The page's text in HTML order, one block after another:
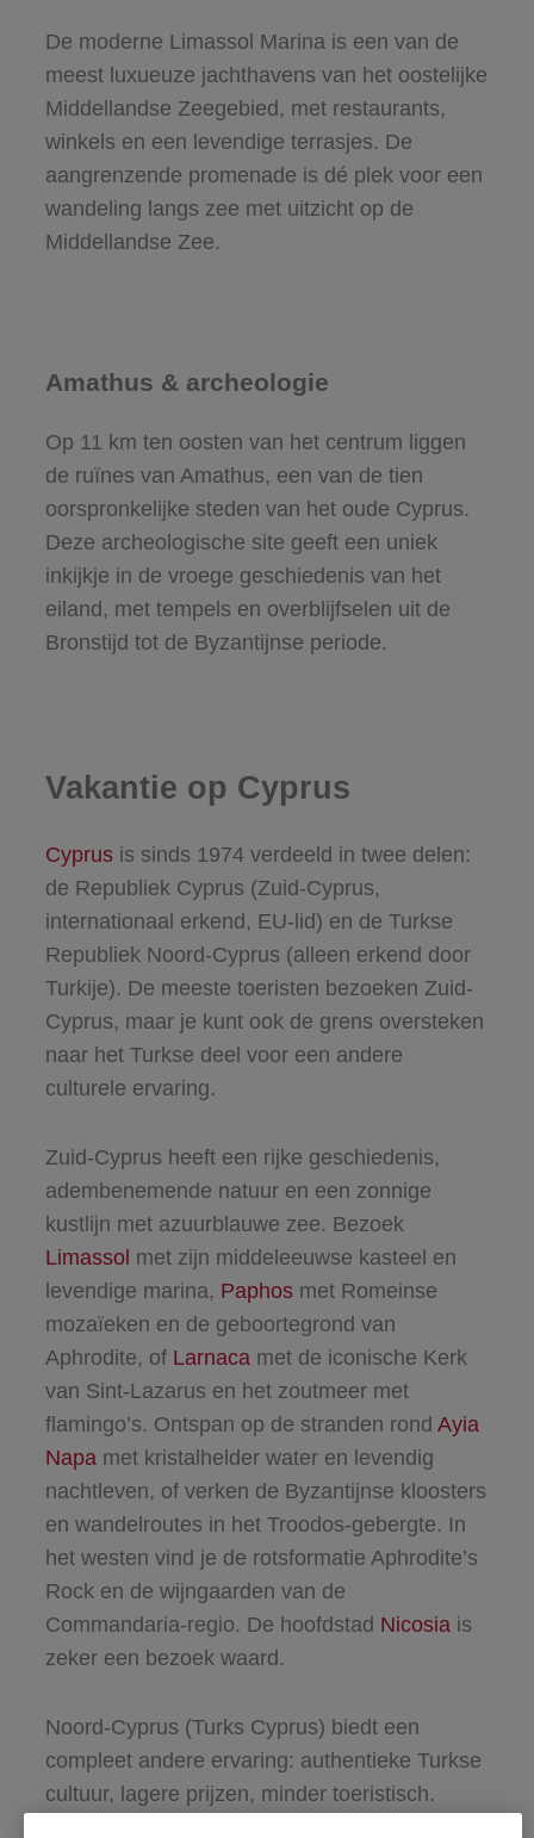
De moderne Limassol Marina is een van de
meest luxueuze jachthavens van het oostelijke
Middellandse Zeegebied, met restaurants,
winkels en een levendige terrasjes. De
aangrenzende promenade is dé plek voor een
wandeling langs zee met uitzicht op de
Middellandse Zee.
Amathus & archeologie
Op 11 km ten oosten van het centrum liggen
de ruïnes van Amathus, een van de tien
oorspronkelijke steden van het oude Cyprus.
Deze archeologische site geeft een uniek
inkijkje in de vroege geschiedenis van het
eiland, met tempels en overblijfselen uit de
Bronstijd tot de Byzantijnse periode.
Vakantie op Cyprus
Cyprusis sinds 1974 verdeeld in twee delen:
de Republiek Cyprus (Zuid-Cyprus,
internationaal erkend, EU-lid) en de Turkse
Republiek Noord-Cyprus (alleen erkend door
Turkije). De meeste toeristen bezoeken Zuid-
Cyprus, maar je kunt ook de grens oversteken
naar het Turkse deel voor een andere
culturele ervaring.
Zuid-Cyprus heeft een rijke geschiedenis,
adembenemende natuur en een zonnige
kustlijn met azuurblauwe zee. Bezoek
Limassol met zijn middeleeuwse kasteel en
levendige marina, Paphosmet Romeinse
mozaïeken en de geboortegrond van
Aphrodite, of Larnacamet de iconische Kerk
van Sint-Lazarus en het zoutmeer met
flamingo’s. Ontspan op de stranden rond Ayia
Napamet kristalhelder water en levendig
nachtleven, of verken de Byzantijnse kloosters
en wandelroutes in het Troodos-gebergte. In
het westen vind je de rotsformatie Aphrodite’s
Rock en de wijngaarden van de
Commandaria-regio. De hoofdstad Nicosiais
zeker een bezoek waard.
Noord-Cyprus (Turks Cyprus) biedt een
compleet andere ervaring: authentieke Turkse
cultuur, lagere prijzen, minder toeristisch.